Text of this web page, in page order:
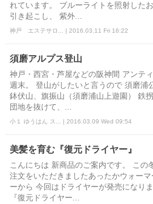
れています。 ブルーライトを照射した
引き起こし、 紫外...
神戸 エステサロ... | 2016.03.11 Fri 16:22
須磨アルプス登山
神戸・西宮・芦屋などの阪神間 アンテ
週末。 登山がしたいと言うので 須磨浦
鉢伏山、旗振山（須磨浦山上遊園） 鉄
団地を抜けて、...
小１ ゆうはん ス... | 2016.03.09 Wed 09:54
美髪を育む『復元ドライヤー』
こんにちは 新商品のご案内です。 この
注文をいただきましたあったかウォーマ
ーから 今回はドライヤーが発売になり
『復元ドライヤー...